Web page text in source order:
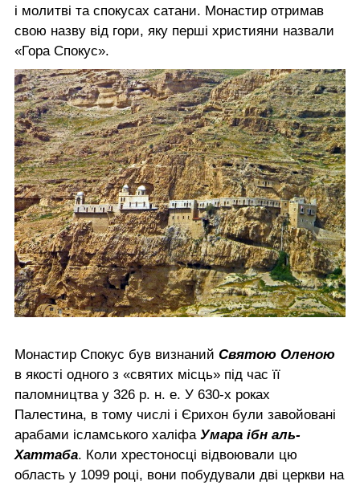
і молитві та спокусах сатани. Монастир отримав
свою назву від гори, яку перші християни назвали
«Гора Спокус».
Монастир Спокус був визнаний Святою Оленою
в якості одного з «святих місць» під час її
паломництва у 326 р. н. е. У 630-х роках
Палестина, в тому числі і Єрихон були завойовані
арабами ісламського халіфа Умара ібн аль-
Хаттаба. Коли хрестоносці відвоювали цю
область у 1099 році, вони побудували дві церкви на